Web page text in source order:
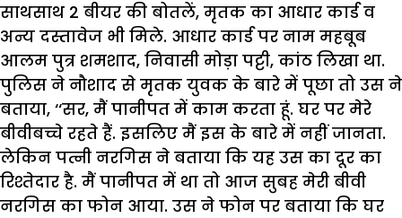
साथसाथ 2 बीयर की बोतलें, मृतक का आधार कार्ड व
अन्य दस्तावेज भी मिले. आधार कार्ड पर नाम महबूब
आलम पुत्र शमशाद, निवासी मोड़ा पट्टी, कांठ लिखा था.
पुलिस ने नौशाद से मृतक युवक के बारे में पूछा तो उस ने
बताया, ‘‘सर, मैं पानीपत में काम करता हूं. घर पर मेरे
बीवीबच्चे रहते हैं. इसलिए मैं इस के बारे में नहीं जानता.
लेकिन पत्नी नरगिस ने बताया कि यह उस का दूर का
रिश्तेदार है. मैं पानीपत में था तो आज सुबह मेरी बीवी
नरगिस का फोन आया. उस ने फोन पर बताया कि घर